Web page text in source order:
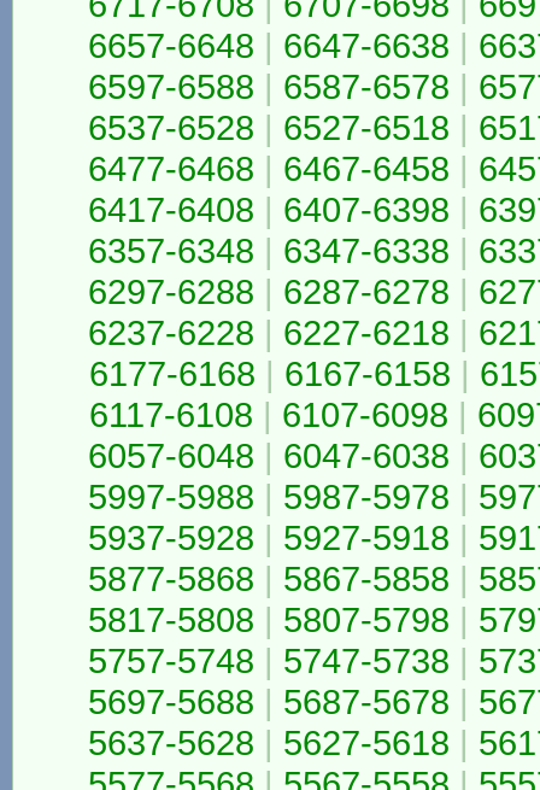
6657-6648 | 6647-6638 |
6597-6588 | 6587-6578 |
6537-6528 | 6527-6518 |
6477-6468 | 6467-6458 |
6417-6408 | 6407-6398 |
6357-6348 | 6347-6338 |
6297-6288 | 6287-6278 |
6237-6228 | 6227-6218 |
6177-6168 | 6167-6158 |
6117-6108 | 6107-6098 |
6057-6048 | 6047-6038 |
5997-5988 | 5987-5978 |
5937-5928 | 5927-5918 |
5877-5868 | 5867-5858 |
5817-5808 | 5807-5798 |
5757-5748 | 5747-5738 |
5697-5688 | 5687-5678 |
5637-5628 | 5627-5618 |